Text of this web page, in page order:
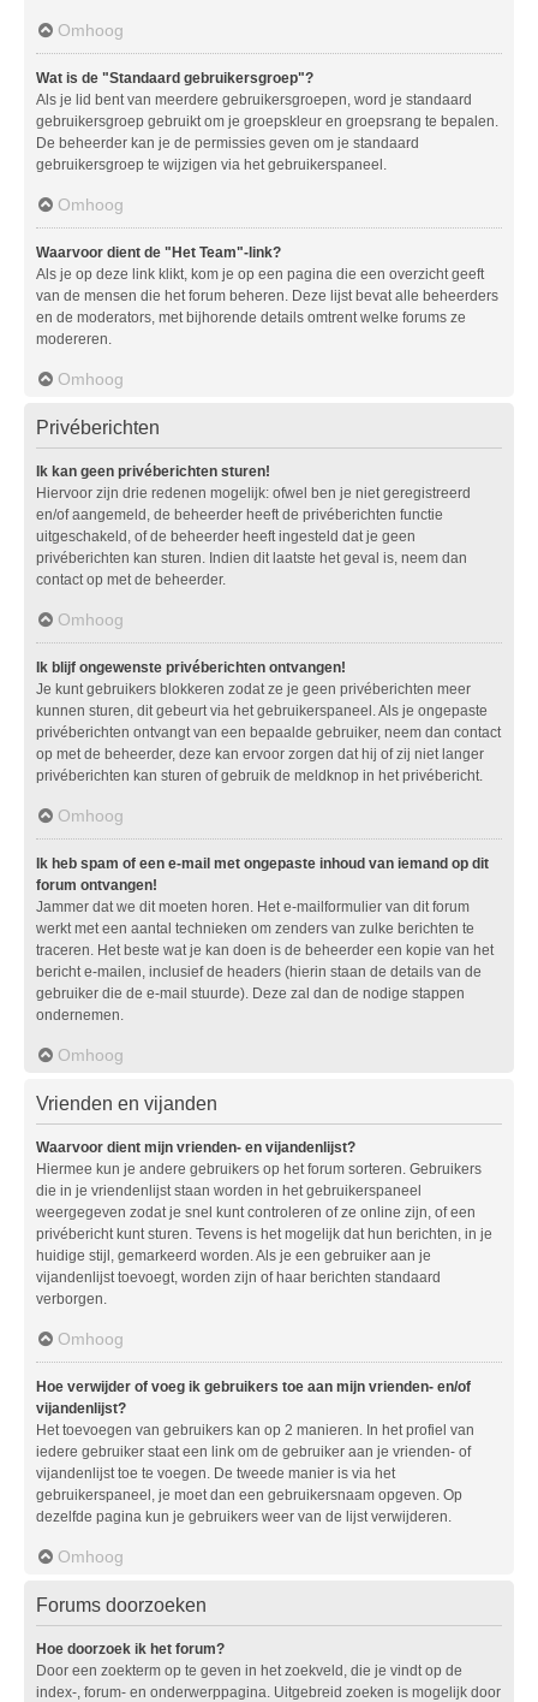
Omhoog
Wat is de "Standaard gebruikersgroep"?
Als je lid bent van meerdere gebruikersgroepen, word je standaard
gebruikersgroep gebruikt om je groepskleur en groepsrang te bepalen.
De beheerder kan je de permissies geven om je standaard
gebruikersgroep te wijzigen via het gebruikerspaneel.
Omhoog
Waarvoor dient de "Het Team"-link?
Als je op deze link klikt, kom je op een pagina die een overzicht geeft
van de mensen die het forum beheren. Deze lijst bevat alle beheerders
en de moderators, met bijhorende details omtrent welke forums ze
modereren.
Omhoog
Privéberichten
Ik kan geen privéberichten sturen!
Hiervoor zijn drie redenen mogelijk: ofwel ben je niet geregistreerd
en/of aangemeld, de beheerder heeft de privéberichten functie
uitgeschakeld, of de beheerder heeft ingesteld dat je geen
privéberichten kan sturen. Indien dit laatste het geval is, neem dan
contact op met de beheerder.
Omhoog
Ik blijf ongewenste privéberichten ontvangen!
Je kunt gebruikers blokkeren zodat ze je geen privéberichten meer
kunnen sturen, dit gebeurt via het gebruikerspaneel. Als je ongepaste
privéberichten ontvangt van een bepaalde gebruiker, neem dan contact
op met de beheerder, deze kan ervoor zorgen dat hij of zij niet langer
privéberichten kan sturen of gebruik de meldknop in het privébericht.
Omhoog
Ik heb spam of een e-mail met ongepaste inhoud van iemand op dit
forum ontvangen!
Jammer dat we dit moeten horen. Het e-mailformulier van dit forum
werkt met een aantal technieken om zenders van zulke berichten te
traceren. Het beste wat je kan doen is de beheerder een kopie van het
bericht e-mailen, inclusief de headers (hierin staan de details van de
gebruiker die de e-mail stuurde). Deze zal dan de nodige stappen
ondernemen.
Omhoog
Vrienden en vijanden
Waarvoor dient mijn vrienden- en vijandenlijst?
Hiermee kun je andere gebruikers op het forum sorteren. Gebruikers
die in je vriendenlijst staan worden in het gebruikerspaneel
weergegeven zodat je snel kunt controleren of ze online zijn, of een
privébericht kunt sturen. Tevens is het mogelijk dat hun berichten, in je
huidige stijl, gemarkeerd worden. Als je een gebruiker aan je
vijandenlijst toevoegt, worden zijn of haar berichten standaard
verborgen.
Omhoog
Hoe verwijder of voeg ik gebruikers toe aan mijn vrienden- en/of
vijandenlijst?
Het toevoegen van gebruikers kan op 2 manieren. In het profiel van
iedere gebruiker staat een link om de gebruiker aan je vrienden- of
vijandenlijst toe te voegen. De tweede manier is via het
gebruikerspaneel, je moet dan een gebruikersnaam opgeven. Op
dezelfde pagina kun je gebruikers weer van de lijst verwijderen.
Omhoog
Forums doorzoeken
Hoe doorzoek ik het forum?
Door een zoekterm op te geven in het zoekveld, die je vindt op de
index-, forum- en onderwerppagina. Uitgebreid zoeken is mogelijk door